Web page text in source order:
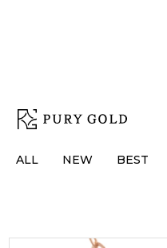
ALL NEW BEST